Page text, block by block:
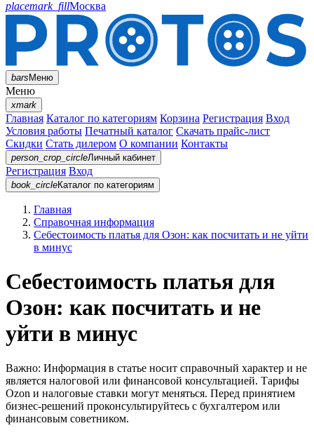
placemark_fillМосква
barsМеню
Меню
xmark
Главная Каталог по категориям Корзина Регистрация Вход
Условия работы Печатный каталог Скачать прайс-лист
Скидки Стать дилером О компании Контакты
person_crop_circleЛичный кабинет
Регистрация Вход
book_circleКаталог по категориям
Главная
Справочная информация
Себестоимость платья для Озон: как посчитать и не уйти
в минус
Себестоимость платья для
Озон: как посчитать и не
уйти в минус
Важно: Информация в статье носит справочный характер и не
является налоговой или финансовой консультацией. Тарифы
Ozon и налоговые ставки могут меняться. Перед принятием
бизнес-решений проконсультируйтесь с бухгалтером или
финансовым советником.